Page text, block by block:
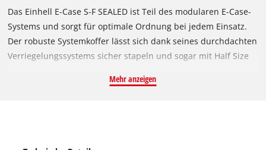
Das Einhell E-Case S-F SEALED ist Teil des modularen E-Case-
Systems und sorgt für optimale Ordnung bei jedem Einsatz.
Der robuste Systemkoffer lässt sich dank seines durchdachten
Verriegelungssystems sicher stapeln und sogar mit Half Size
Dichtungsrings hält das E-Case extremen Bedingungen stand:
Mehr anzeigen